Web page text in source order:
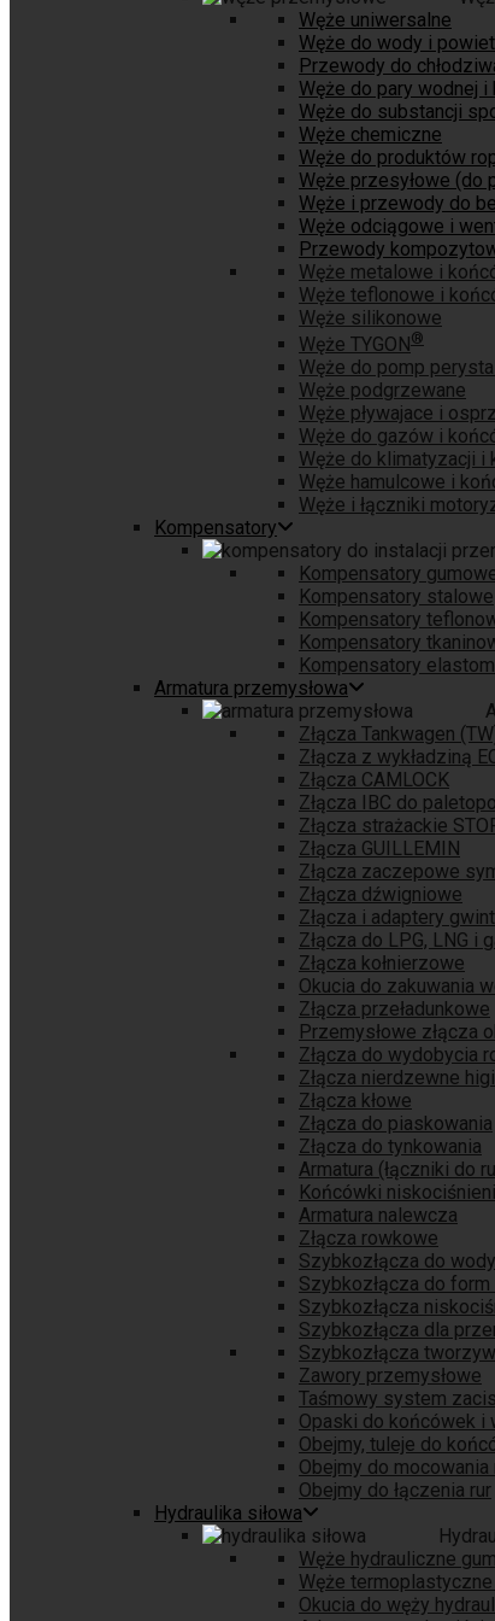
Węże uniwersalne
Węże do wody i
Przewody do
Węże do pary wodnej
Węże do substancji
Węże chemiczne
Węże do produktów
Węże przesyłowe (do
Węże i przewody do
Węże odciągowe i
Przewody
Węże metalowe i
Węże teflonowe i
Węże silikonowe
Węże TYGON®
Węże do pomp
Węże podgrzewane
Węże pływajace i
Węże do gazów i
Węże do klimatyzacji i
Węże hamulcowe i
Węże i łączniki
Kompensatory
Kompensatory
Kompensatory stalowe
Kompensatory
Kompensatory
Kompensatory
Armatura przemysłowa
Złącza Tankwagen
Złącza z wykładziną
Złącza CAMLOCK
Złącza IBC do
Złącza strażackie
Złącza GUILLEMIN
Złącza zaczepowe
Złącza dźwigniowe
Złącza i adaptery
Złącza do LPG, LNG i
Złącza kołnierzowe
Okucia do zakuwania
Złącza przeładunkowe
Przemysłowe złącza
Złącza do wydobycia
Złącza nierdzewne
Złącza kłowe
Złącza do piaskowania
Złącza do tynkowania
Armatura (łączniki do
Końcówki
Armatura nalewcza
Złącza rowkowe
Szybkozłącza do wody
Szybkozłącza do
Szybkozłącza
Szybkozłącza dla
Szybkozłącza
Zawory przemysłowe
Taśmowy system
Opaski do końcówek i
Obejmy, tuleje do
Obejmy do mocowania
Obejmy do łączenia rur
Hydraulika siłowa
Węże hydrauliczne
Węże
Okucia do węży